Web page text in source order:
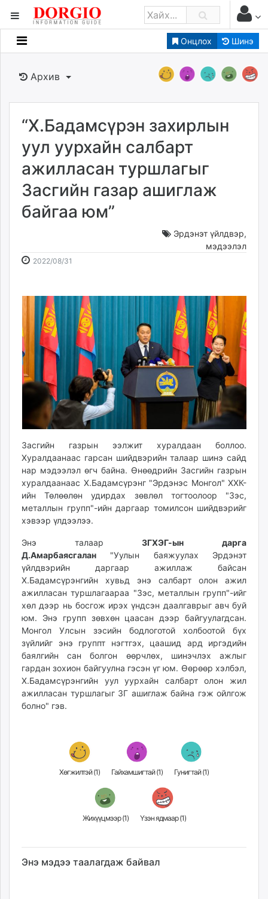
Онцлох Шинэ
Мэдээллийн
Банк санхүү
Бизнес ААН
Төрийн
Нийслэлийн
dorgio.mn
Gogo.mn
news.mn
tovch.mn
Livetv.mn
Eguur.mn
24tsag.mn
shuud.mn
eagle.mn
ergelt.mn
zarig.mn
today.mn
zuv.mn
mminfo.mn
ugluu.mn
urlag.mn
unen.mn
asu.mn
unuudur.mn
isee.mn
mglradio.com
fact.mn
itoim.mn
tumen.mn
shuum.mn
times.mn
tvmongolia.mn
mass.mn
unegui.mn
assa.mn
unread.today
Архив
“Х.Бадамсүрэн захирлын
уул уурхайн салбарт
ажилласан туршлагыг
Засгийн газар ашиглаж
байгаа юм”
Эрдэнэт үйлдвэр,
мэдээлэл
2022/08/31
15:09:50
09:50:56
Засгийн газрын ээлжит хуралдаан боллоо.
Хуралдаанаас гарсан шийдвэрийн талаар шинэ сайд
нар мэдээлэл өгч байна. Өнөөдрийн Засгийн газрын
хуралдаанаас Х.Бадамсүрэнг "Эрдэнэс Монгол" ХХК-
ийн Төлөөлөн удирдах зөвлөл тогтоолоор "Зэс,
металлын групп"-ийн даргаар томилсон шийдвэрийг
хэвээр үлдээлээ.
Энэ талаар ЗГХЭГ-ын дарга
Д.Амарбаясгалан "Уулын баяжуулах Эрдэнэт
үйлдвэрийн даргаар ажиллаж байсан
Х.Бадамсүрэнгийн хувьд энэ салбарт олон ажил
ажилласан туршлагаараа "Зэс, металлын групп"-ийг
хөл дээр нь босгож ирэх үндсэн даалгаврыг авч буй
юм. Энэ групп зөвхөн цаасан дээр байгуулагдсан.
Монгол Улсын зэсийн бодлоготой холбоотой бүх
зүйлийг энэ группт нэгтгэх, цаашид ард иргэдийн
баялгийн сан болгон өөрчлөх, шинэчлэх ажлыг
гардан зохион байгуулна гэсэн үг юм. Өөрөөр хэлбэл,
Х.Бадамсүрэнгийн уул уурхайн салбарт олон жил
ажилласан туршлагыг ЗГ ашиглаж байна гэж ойлгож
болно" гэв.
Хөгжилтэй (1) Гайхамшигтай (1) Гунигтай (1)
Жихүүцмээр (1) Үзэн ядмаар (1)
Энэ мэдээ таалагдаж байвал